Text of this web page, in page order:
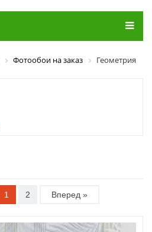
Фотообои на заказ Геометрия
1 2 Вперед »